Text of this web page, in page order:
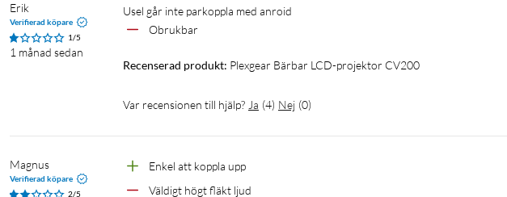
Gränssnitt: HDMI (1.4), USB (2.0), 3,5 mm AUX
Strömförsörjning
Strömförbrukning: 40 W (≤0,5 W i standby)
Nätadapter: AC 100–240 V / 50–60 Hz
Nätsladd: 1,5 m
Mått och vikt
Erik
Verifierad köpare
1/5
1 månad sedan
Usel går inte parkoppla med anroid
Obrukbar
Recenserad produkt: Plexgear Bärbar LCD-projektor CV200
Var recensionen till hjälp? Ja (4) Nej (0)
Magnus
Verifierad köpare
2/5
Enkel att koppla upp
Väldigt högt fläkt ljud